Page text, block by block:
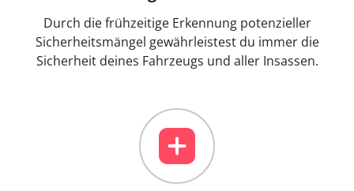
Durch die frühzeitige Erkennung potenzieller
Sicherheitsmängel gewährleistest du immer die
Sicherheit deines Fahrzeugs und aller Insassen.